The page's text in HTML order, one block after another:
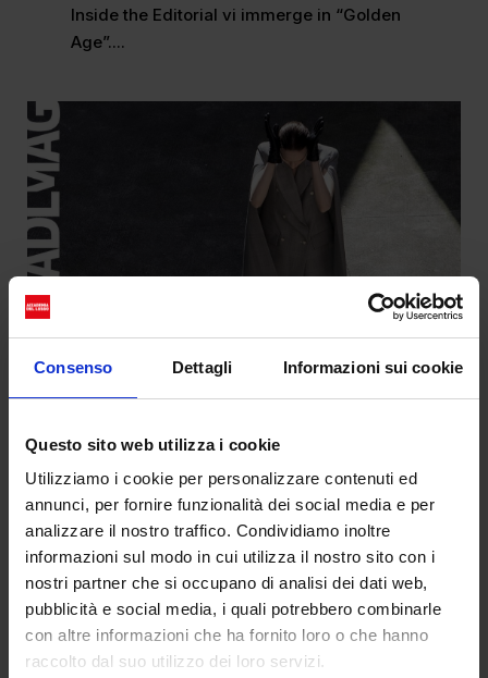
Consenso Dettagli Informazioni sui cookie
Questo sito web utilizza i cookie
Utilizziamo i cookie per personalizzare contenuti ed
annunci, per fornire funzionalità dei social media e per
analizzare il nostro traffico. Condividiamo inoltre
informazioni sul modo in cui utilizza il nostro sito con i
nostri partner che si occupano di analisi dei dati web,
pubblicità e social media, i quali potrebbero combinarle
con altre informazioni che ha fornito loro o che hanno
raccolto dal suo utilizzo dei loro servizi.
Inside the Editorial vi immerge in “Golden
Age”....